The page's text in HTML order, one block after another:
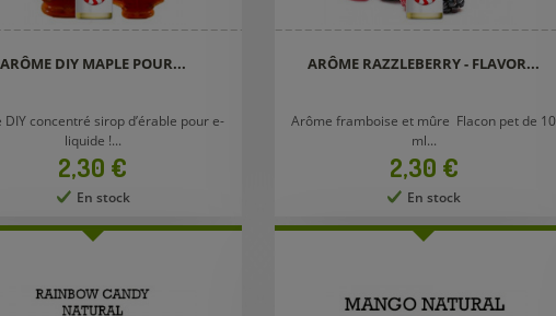
ARÔME DIY MAPLE POUR...
DIY concentré sirop d’érable pour e-
liquide !...
Prix
2,30 €
En stock
ARÔME RAZZLEBERRY - FLAVOR...
Arôme framboise et mûre Flacon pet de 10
ml...
Prix
2,30 €
En stock